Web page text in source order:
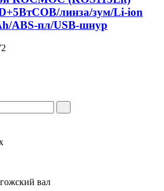
линза/зум/Li-ion
ABS-пл/USB-шнур
вал